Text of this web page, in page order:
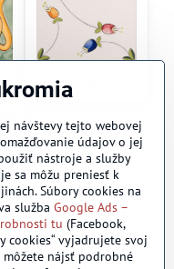
Florálne
návštevy tejto webovej
údajov o jej
nástroje a služby
sa môžu preniesť k
Súbory cookies na
služba Google Ads –
tu (Facebook,
cookies“ vyjadrujete svoj
môžete nájsť podrobné